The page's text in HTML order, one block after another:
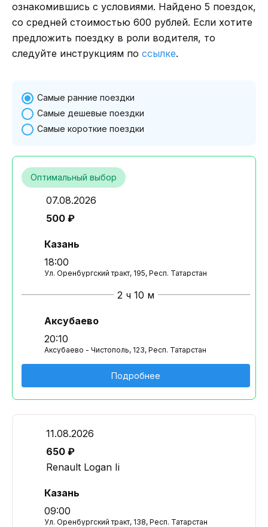
ознакомившись с условиями. Найдено 5 поездок,
со средней стоимостью 600 рублей. Если хотите
предложить поездку в роли водителя, то
следуйте инструкциям по ссылке.
Самые ранние поездки
Самые дешевые поездки
Самые короткие поездки
Оптимальный выбор
07.08.2026
500 ₽
Казань
18:00
Ул. Оренбургский тракт, 195, Респ. Татарстан
2 ч 10 м
Аксубаево
20:10
Аксубаево - Чистополь, 123, Респ. Татарстан
Подробнее
11.08.2026
650 ₽
Renault Logan Ii
Казань
09:00
Ул. Оренбургский тракт, 138, Респ. Татарстан